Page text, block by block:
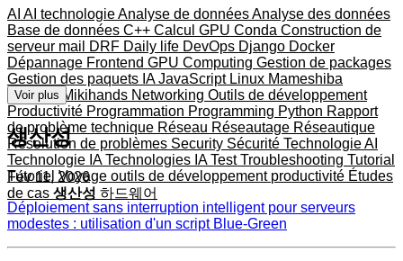
AI AI technologieAnalyse de donnéesAnalyse des données
Base de données C++ Calcul GPU Conda Construction de
serveur mail
DRF Daily life DevOps Django Docker
Dépannage Frontend GPU Computing Gestion de packages
Gestion des paquets IAJavaScript Linux Mameshiba
Matériel Mikihands Networking Outils de développement
Productivité Programmation Programming Python Rapport
de problème technique Réseau Réseautage Réseautique
Résolution de problèmes Security Sécurité Technologie AI
Technologie IATechnologies IATestTroubleshooting Tutorial
Tutoriel Voyage outils de développement productivité Études
de cas 생산성 하드웨어
Voir plus
생산성
Fév 11, 2026
Déploiement sans interruption intelligent pour serveurs
modestes : utilisation d'un script Blue‑Green